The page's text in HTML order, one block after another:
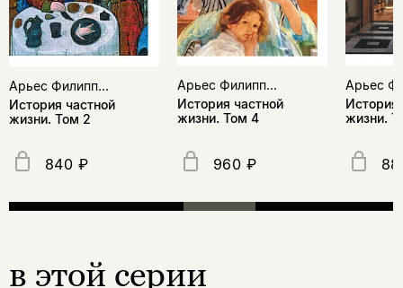
Арьес Филипп...
История частной
жизни. Том 2
840 ₽
Арьес Филипп...
История частной
жизни. Том 4
960 ₽
Арьес
История
жизни.
в этой серии